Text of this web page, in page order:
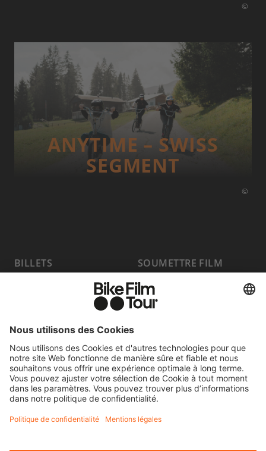
©
©
ANYTIME – SWISS
SEGMENT
BILLETS
DEVENIR
PARTENAIRE
SOUMETTRE FILM
FAQ
MEDIA HUB
CONTACT
SE RÉTRACTER